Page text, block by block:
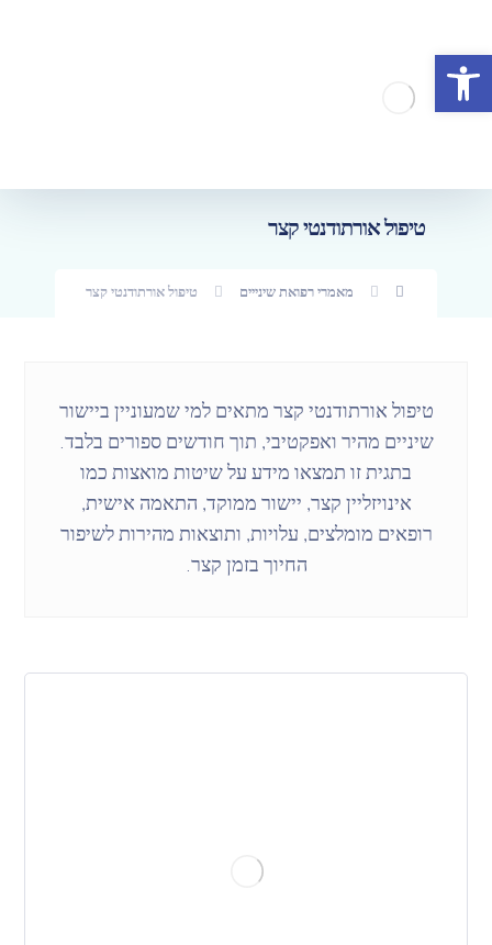
טיפול אורתודנטי קצר
מאמרי רפואת שינייים טיפול אורתודנטי קצר
טיפול אורתודנטי קצר מתאים למי שמעוניין ביישור
שיניים מהיר ואפקטיבי, תוך חודשים ספורים בלבד.
בתגית זו תמצאו מידע על שיטות מואצות כמו
אינויזליין קצר, יישור ממוקד, התאמה אישית,
רופאים מומלצים, עלויות, ותוצאות מהירות לשיפור
החיוך בזמן קצר.
פתח סרגל נגישות